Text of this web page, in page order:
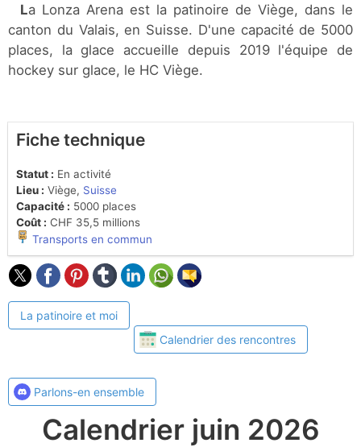
La Lonza Arena est la patinoire de Viège, dans le
canton du Valais, en Suisse. D'une capacité de 5000
places, la glace accueille depuis 2019 l'équipe de
hockey sur glace, le HC Viège.
Fiche technique
Statut : En activité
Lieu : Viège, Suisse
Capacité : 5000 places
Coût : CHF 35,5 millions
Transports en commun
La patinoire et moi
Calendrier des rencontres
Parlons-en ensemble
Calendrier juin 2026